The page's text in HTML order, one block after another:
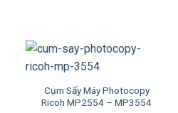
Cụm Sấy Máy Photocopy
Ricoh MP2554 – MP3554